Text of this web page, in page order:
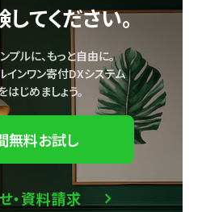
てください。
プルに、もっと自由に。
ンワン寄付DXシステム
はじめましょう。
無料お試し
・資料請求